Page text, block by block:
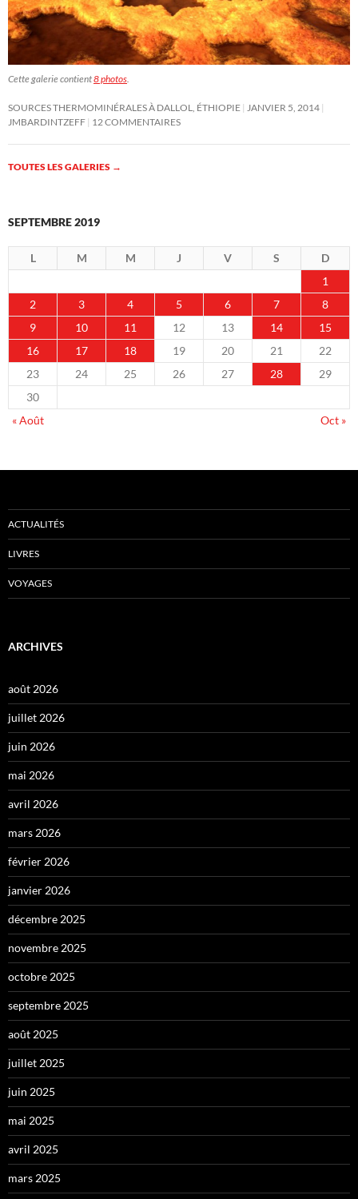
Cette galerie contient8 photos.
SOURCES THERMOMINÉRALES À DALLOL, ÉTHIOPIE JANVIER 5, 2014
JMBARDINTZEFF 12 COMMENTAIRES
TOUTES LES GALERIES →
SEPTEMBRE 2019
L M M J V S
D
1
2
3 4 5 6 7
8
9
10 11 12 13 14
15
16
17 18 19 20 21
22
23
24 25 26 27 28
29
30
« Août
Oct »
ACTUALITÉS
LIVRES
VOYAGES
ARCHIVES
août 2026
juillet 2026
juin 2026
mai 2026
avril 2026
mars 2026
février 2026
janvier 2026
décembre 2025
novembre 2025
octobre 2025
septembre 2025
août 2025
juillet 2025
juin 2025
mai 2025
avril 2025
mars 2025